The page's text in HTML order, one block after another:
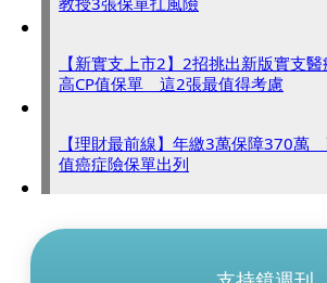
【新實支上市2】2招挑出新版實支醫
高CP值保單 這2張最值得考慮
【理財最前線】年繳3萬保障370萬
值癌症險保單出列